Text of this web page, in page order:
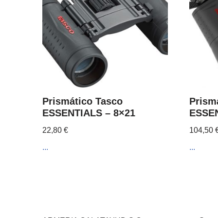
Prismático Tasco
ESSENTIALS – 8×21
22,80 €
...
104,50
...